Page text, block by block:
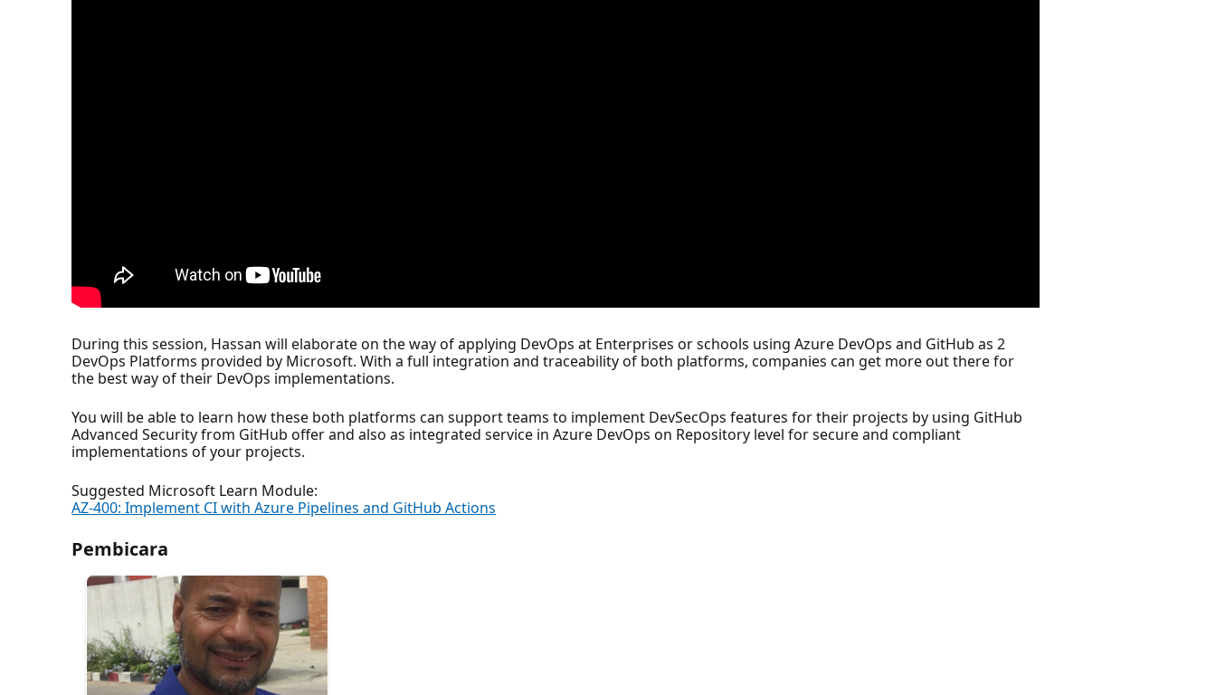
During this session, Hassan will elaborate on the way of applying DevOps at Enterprises or schools using Azure DevOps and GitHub as 2
DevOps Platforms provided by Microsoft. With a full integration and traceability of both platforms, companies can get more out there for
the best way of their DevOps implementations.
You will be able to learn how these both platforms can support teams to implement DevSecOps features for their projects by using GitHub
Advanced Security from GitHub offer and also as integrated service in Azure DevOps on Repository level for secure and compliant
implementations of your projects.
Suggested Microsoft Learn Module:
AZ-400: Implement CI with Azure Pipelines and GitHub Actions
Pembicara